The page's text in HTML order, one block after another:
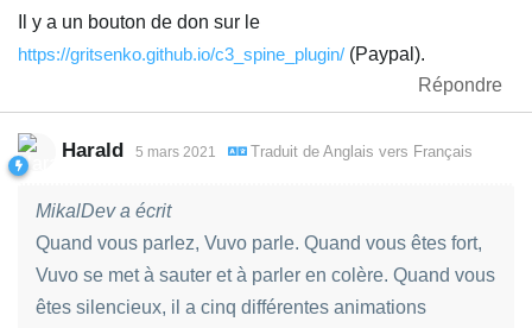
Il y a un bouton de don sur le
https://gritsenko.github.io/c3_spine_plugin/ (Paypal).
Répondre
Harald 5 mars 2021 Traduit de Anglais vers Français
MikalDev a écrit
Quand vous parlez, Vuvo parle. Quand vous êtes fort,
Vuvo se met à sauter et à parler en colère. Quand vous
êtes silencieux, il a cinq différentes animations